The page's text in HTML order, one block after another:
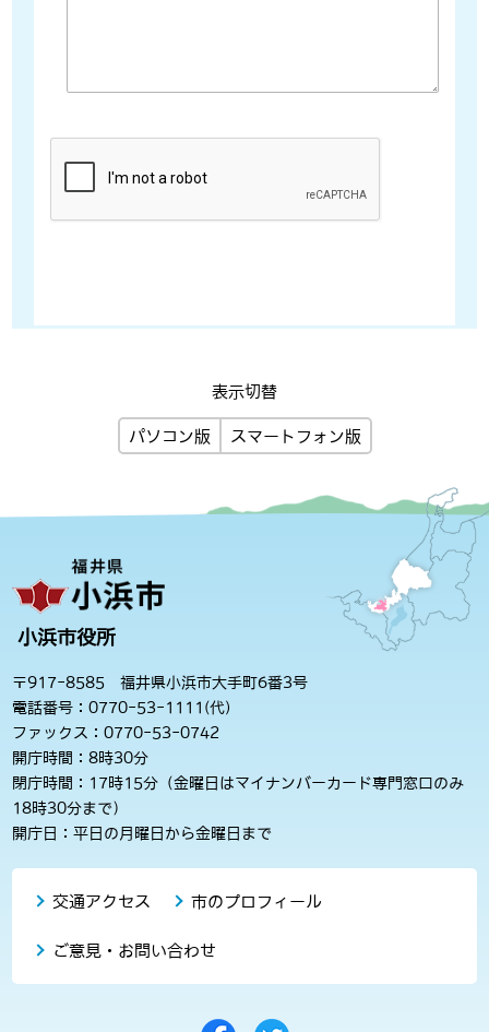
表示切替
パソコン版 スマートフォン版
小浜市役所
〒917-8585 福井県小浜市大手町6番3号
電話番号：0770-53-1111(代)
ファックス：0770-53-0742
開庁時間：8時30分
閉庁時間：17時15分（金曜日はマイナンバーカード専門窓口のみ
18時30分まで）
開庁日：平日の月曜日から金曜日まで
交通アクセス 市のプロフィール
ご意見・お問い合わせ